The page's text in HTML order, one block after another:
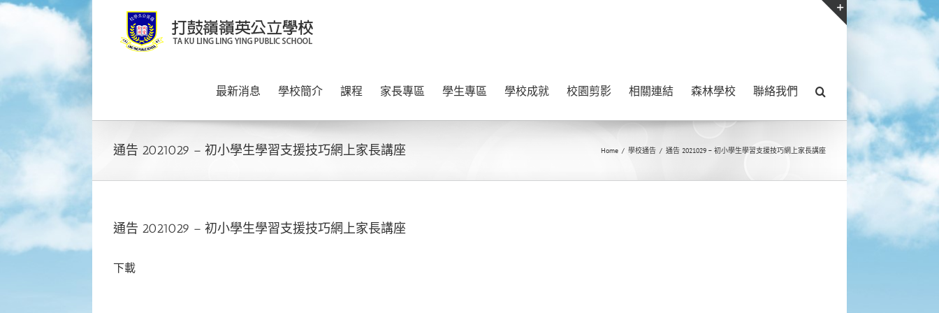
Skip
最新消息 學校簡介 課程 家長專區 學生專區 學校成就 校園剪影 相關連結 森林學校 聯絡我們
通告 2021029 – 初小學生學習支援技巧網上家長講座 Home / 學校通告 / 通告 2021029 – 初小學生學習支援技巧網上家長講座
通告 2021029 – 初小學生學習支援技巧網上家長講座
下載
Toggle
Area